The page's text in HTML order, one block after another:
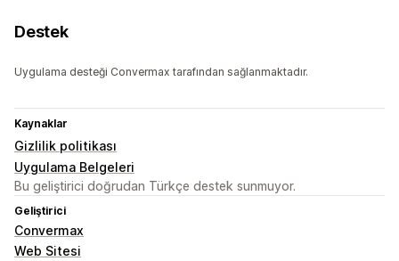
Destek
Uygulama desteği Convermax tarafından sağlanmaktadır.
Kaynaklar
Gizlilik politikası
Uygulama Belgeleri
Bu geliştirici doğrudan Türkçe destek sunmuyor.
Geliştirici
Convermax
Web Sitesi